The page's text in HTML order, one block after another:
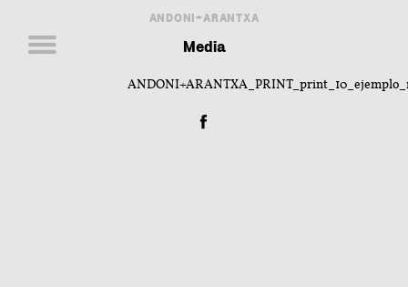
ANDONI+ARANTXA
Media